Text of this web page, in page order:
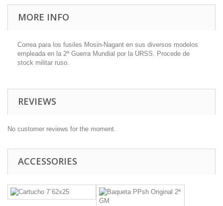
MORE INFO
Correa para los fusiles Mosin-Nagant en sus diversos modelos
empleada en la 2ª Guerra Mundial por la URSS. Procede de
stock militar ruso.
REVIEWS
No customer reviews for the moment.
ACCESSORIES